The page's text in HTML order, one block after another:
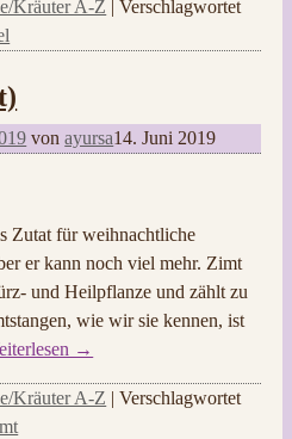
Kräuter A-Z |Verschlagwortet
vonayursa14. Juni 2019
Zutat für weihnachtliche
er kann noch viel mehr. Zimt
und Heilpflanze und zählt zu
wie wir sie kennen, ist
→
Kräuter A-Z |Verschlagwortet